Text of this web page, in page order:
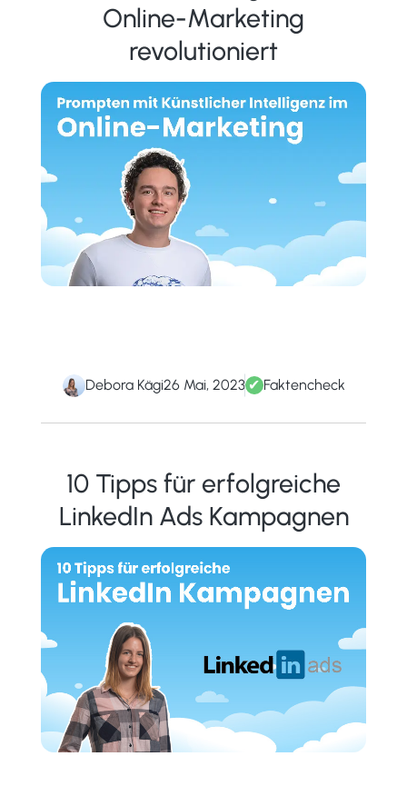
Online-Marketing
revolutioniert
10 Tipps für erfolgreiche
LinkedIn Ads Kampagnen
Debora Kägi26 Mai, 2023 ✔ Faktencheck